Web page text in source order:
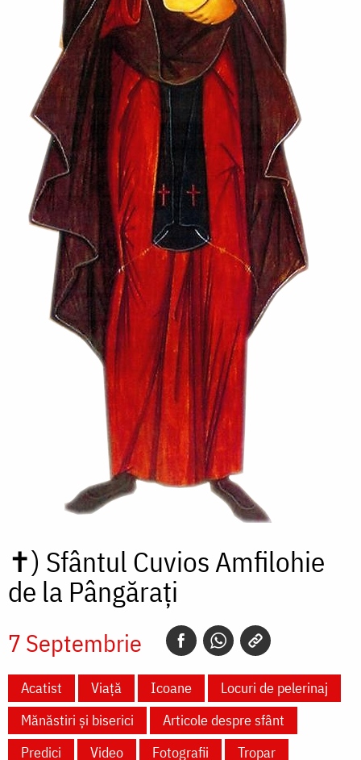
✝) Sfântul Cuvios Amfilohie
de la Pângărați
7 Septembrie
Acatist Viață Icoane
Locuri de pelerinaj
Mănăstiri și biserici
Articole despre sfânt
Predici
Video Fotografii
Tropar